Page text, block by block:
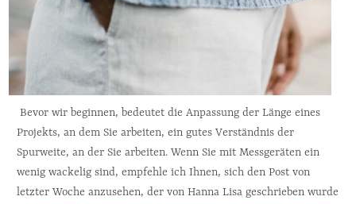
Bevor wir beginnen, bedeutet die Anpassung der Länge eines
Projekts, an dem Sie arbeiten, ein gutes Verständnis der
Spurweite, an der Sie arbeiten. Wenn Sie mit Messgeräten ein
wenig wackelig sind, empfehle ich Ihnen, sich den Post von
letzter Woche anzusehen, der von Hanna Lisa geschrieben wurde